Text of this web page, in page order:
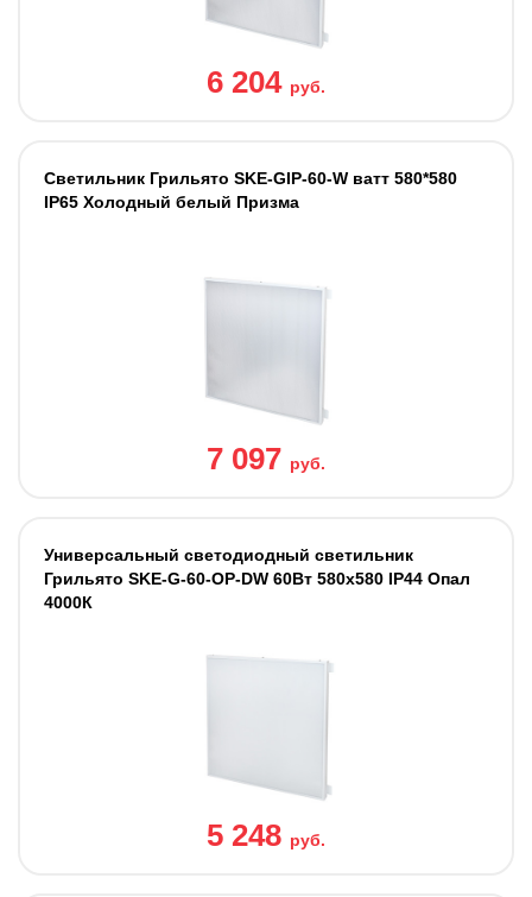
6 204 руб.
Cветильник Грильято SKE-GIP-60-W ватт 580*580
IP65 Холодный белый Призма
7 097 руб.
Универсальный светодиодный светильник
Грильято SKE-G-60-OP-DW 60Вт 580x580 IP44 Опал
4000К
5 248 руб.